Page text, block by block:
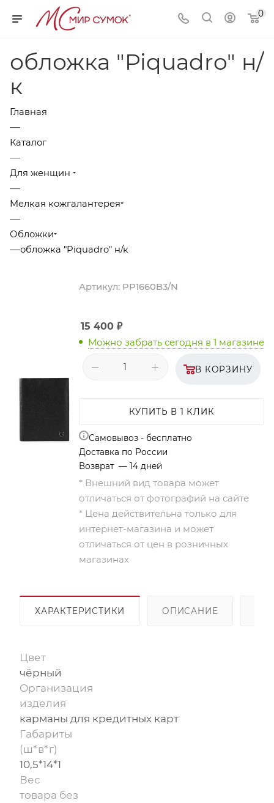
0
обложка "Piquadro" н/
к
Главная
—
Каталог
—
Для женщин
—
Мелкая кожгалантерея
—
Обложки
—обложка "Piquadro" н/к
Артикул: PP1660B3/N
15 400 ₽
Можно забрать сегодня в 1 магазине
В КОРЗИНУ
КУПИТЬ В 1 КЛИК
Самовывоз - бесплатно
Доставка по России
Возврат — 14 дней
* Внешний вид товара может
отличаться от фотографий на сайте
* Цена действительна только для
интернет-магазина и может
отличаться от цен в розничных
магазинах
ХАРАКТЕРИСТИКИ ОПИСАНИЕ
Цвет
чёрный
Организация
изделия
карманы для кредитных карт
Габариты
(ш*в*г)
10,5*14*1
Вес
товара без